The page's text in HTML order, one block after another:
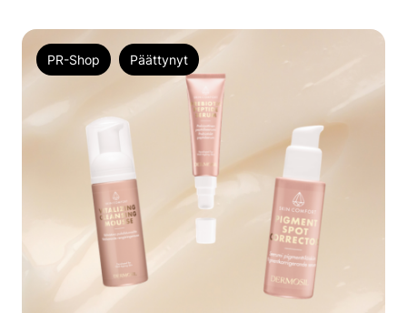
PR-Shop Päättynyt